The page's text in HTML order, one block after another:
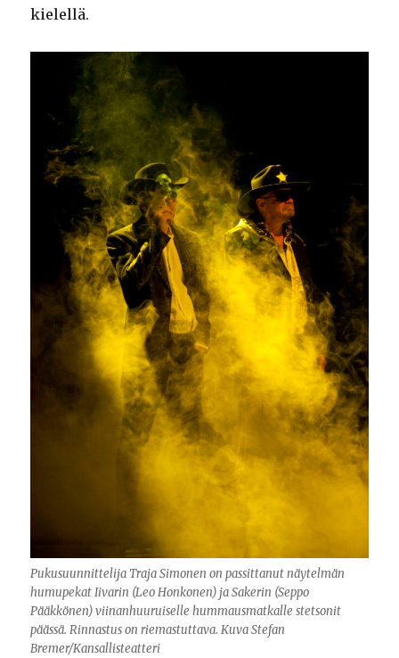
kielellä.
Pukusuunnittelija Traja Simonen on passittanut näytelmän
humupekat Iivarin (Leo Honkonen) ja Sakerin (Seppo
Pääkkönen) viinanhuuruiselle hummausmatkalle stetsonit
päässä. Rinnastus on riemastuttava. Kuva Stefan
Bremer/Kansallisteatteri